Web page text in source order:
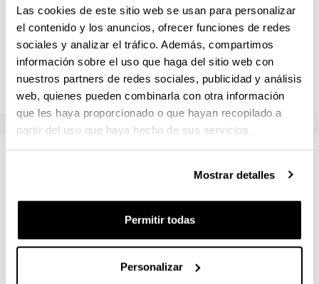
Las cookies de este sitio web se usan para personalizar
el contenido y los anuncios, ofrecer funciones de redes
sociales y analizar el tráfico. Además, compartimos
información sobre el uso que haga del sitio web con
nuestros partners de redes sociales, publicidad y análisis
web, quienes pueden combinarla con otra información
que les haya proporcionado o que hayan recopilado a
partir del uso que haya hecho de sus servicios.
Mostrar detalles
Permitir todas
Personalizar
course caters to such requirements, and subsequently
paves the way for computer-aided power system analysis.
Note that the course is mathematically intensive.
Emphasis is NOT laid on the detailed physics of
phenomena, but on their mathematical modeling and
analysis.
Institución
BLANCO ILZARBE, JESUS MARIA
ESTEBAN ALCALA, GUSTAVO ADOLFO